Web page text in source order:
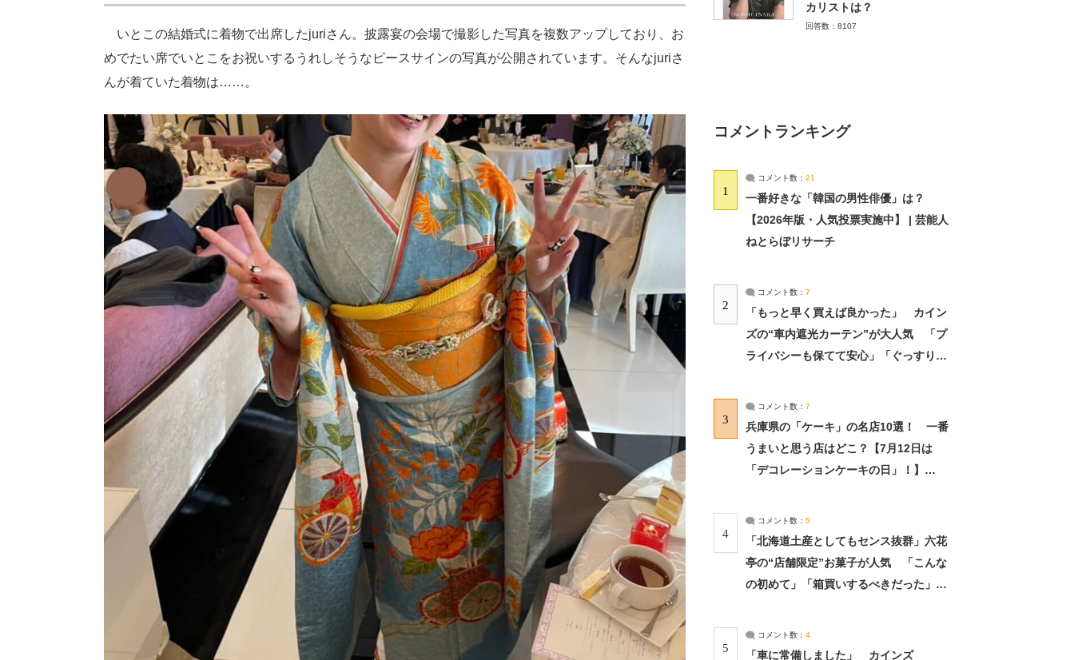
いとこの結婚式に着物で出席したjuriさん。披露宴の会場で撮影した写真を複数アップしており、お
めでたい席でいとこをお祝いするうれしそうなピースサインの写真が公開されています。そんなjuriさ
んが着ていた着物は……。
カリストは？
回答数：8107
コメントランキング
1
コメント数： 21
一番好きな「韓国の男性俳優」は？
【2026年版・人気投票実施中】 | 芸能人
ねとらぼリサーチ
2
コメント数： 7
「もっと早く買えば良かった」 カイン
ズの“車内遮光カーテン”が大人気 「プ
ライバシーも保てて安心」「ぐっすり眠
3
コメント数： 7
兵庫県の「ケーキ」の名店10選！ 一番
うまいと思う店はどこ？【7月12日は
「デコレーションケーキの日」！】
4
コメント数： 5
「北海道土産としてもセンス抜群」六花
亭の“店舗限定”お菓子が人気 「こんな
の初めて」「箱買いするべきだった」
5
コメント数： 4
「車に常備しました」 カインズ